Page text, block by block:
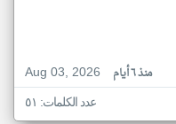
Aug 03, 2026
منذ ٦ أيام
عدد الكلمات: ٥١